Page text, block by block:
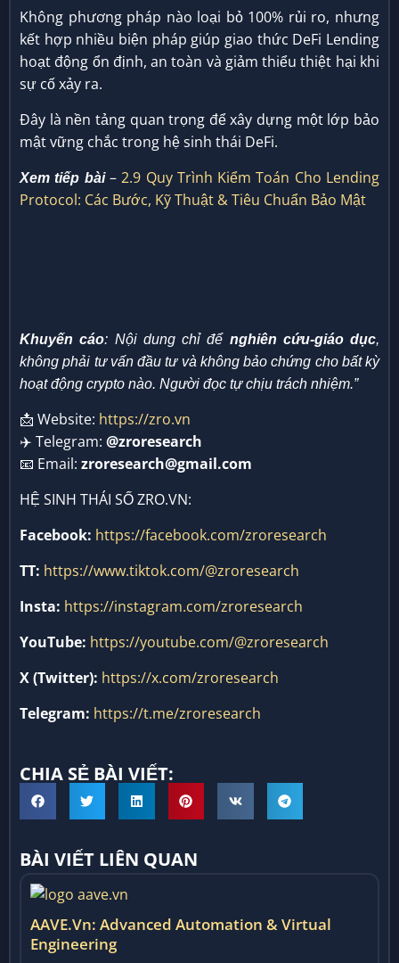
Không phương pháp nào loại bỏ 100% rủi ro, nhưng
kết hợp nhiều biện pháp giúp giao thức DeFi Lending
hoạt động ổn định, an toàn và giảm thiểu thiệt hại khi
sự cố xảy ra.
Đây là nền tảng quan trọng để xây dựng một lớp bảo
mật vững chắc trong hệ sinh thái DeFi.
Xem tiếp bài–2.9 Quy Trình Kiểm Toán Cho Lending
Protocol: Các Bước, Kỹ Thuật & Tiêu Chuẩn Bảo Mật
📩 Website: https://zro.vn
✈️ Telegram:
@zroresearch
📧 Email: zroresearch@gmail.com
HỆ SINH THÁI SỐ ZRO.VN:
Facebook:https://facebook.com/zroresearch
TT: https://www.tiktok.com/@zroresearch
Insta:https://instagram.com/zroresearch
YouTube:https://youtube.com/@zroresearch
X (Twitter):https://x.com/zroresearch
Telegram:https://t.me/zroresearch
CHIA SẺ BÀI VIẾT:
BÀI VIẾT LIÊN QUAN
AAVE.vn: Advanced Automation & Virtual
AAVE.VN - DeFi Lending Research Center - Nghiên cứu
cơ chế Lending Phi Tập Trung AAVE.VN - DeFi Lending...